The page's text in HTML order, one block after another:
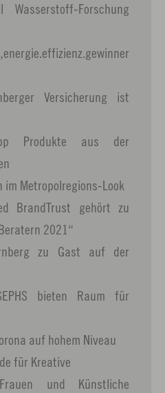
Wasserstoff-Forschung
Versicherung ist
Produkte aus der
im Metropolregions-Look
BrandTrust gehört zu
2021“
zu Gast auf der
bieten Raum für
auf hohem Niveau
für Kreative
und Künstliche